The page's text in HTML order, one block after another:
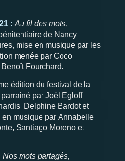
: Au fil des mots,
de Nancy
mise en musique par les
menée par Coco
Fourchard.
édition du festival de la
parrainé par Joël Egloff.
Delphine Bardot et
en musique par Annabelle
Santiago Moreno et
Nos mots partagés,